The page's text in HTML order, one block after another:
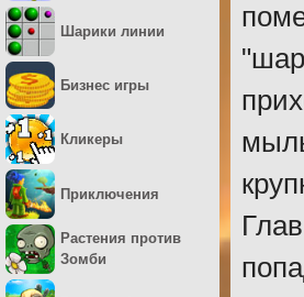
Шарики линии
Бизнес игры
Кликеры
Приключения
Растения против
Зомби